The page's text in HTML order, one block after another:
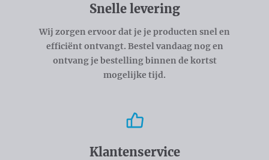
Snelle levering
Wij zorgen ervoor dat je je producten snel en
efficiënt ontvangt. Bestel vandaag nog en
ontvang je bestelling binnen de kortst
mogelijke tijd.
Klantenservice